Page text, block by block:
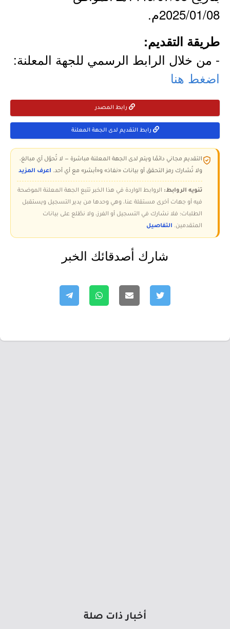
2025/01/08م.
طريقة التقديم:
- من خلال الرابط الرسمي للجهة المعلنة:
اضغط هنا
رابط المصدر
رابط التقديم لدى الجهة المعلنة
التقديم مجاني دائمًا ويتم لدى الجهة المعلنة مباشرة — لا تُحوّل أي مبالغ،
ولا تُشارك رمز التحقق أو بيانات «نفاذ» و«أبشر» مع أي أحد. اعرف المزيد
تنويه الروابط: الروابط الواردة في هذا الخبر تتبع الجهة المعلنة الموضحة
فيه أو جهات أخرى مستقلة عنا، وهي وحدها من يدير التسجيل ويستقبل
الطلبات؛ فلا نشارك في التسجيل أو الفرز، ولا نطّلع على بيانات
المتقدمين. التفاصيل
شارك أصدقائك الخبر
أخبار ذات صلة